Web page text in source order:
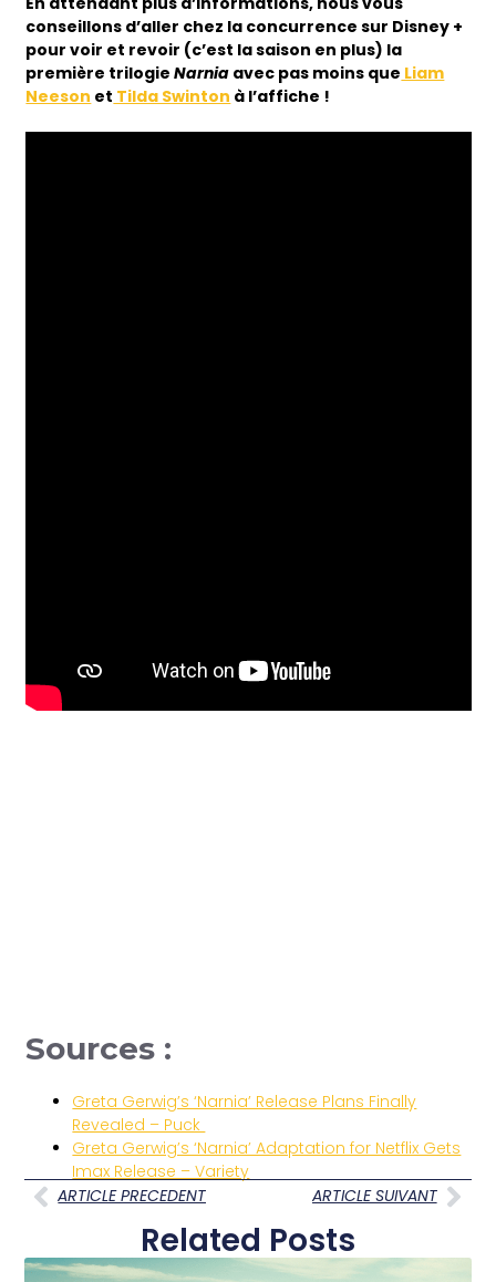
conseillons d’aller chez la concurrence sur Disney +
pour voir et revoir (c’est la saison en plus) la
première trilogieNarnia avec pas moins que Liam
Neeson et Tilda Swinton à l’affiche !
Sources :
Greta Gerwig’s ‘Narnia’ Release Plans Finally
Revealed – Puck
Greta Gerwig’s ‘Narnia’ Adaptation for Netflix Gets
Imax Release – Variety
ARTICLE PRECEDENT
ARTICLE SUIVANT
Related Posts